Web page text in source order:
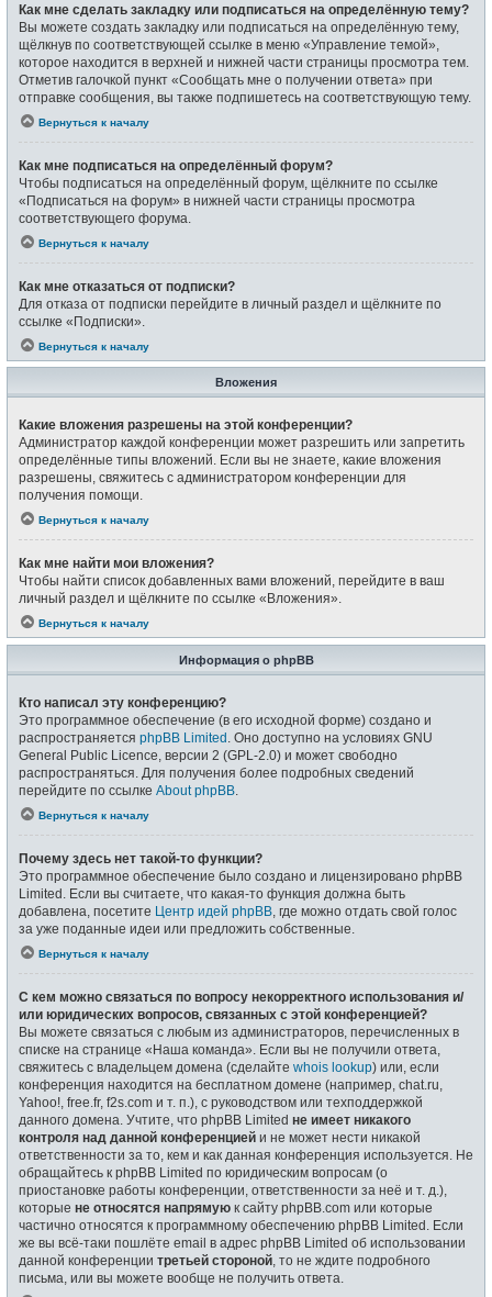
Как мне сделать закладку или подписаться на определённую тему?
Вы можете создать закладку или подписаться на определённую тему,
щёлкнув по соответствующей ссылке в меню «Управление темой»,
которое находится в верхней и нижней части страницы просмотра тем.
Отметив галочкой пункт «Сообщать мне о получении ответа» при
отправке сообщения, вы также подпишетесь на соответствующую тему.
Вернуться к началу
Как мне подписаться на определённый форум?
Чтобы подписаться на определённый форум, щёлкните по ссылке
«Подписаться на форум» в нижней части страницы просмотра
соответствующего форума.
Вернуться к началу
Как мне отказаться от подписки?
Для отказа от подписки перейдите в личный раздел и щёлкните по
ссылке «Подписки».
Вернуться к началу
Вложения
Какие вложения разрешены на этой конференции?
Администратор каждой конференции может разрешить или запретить
определённые типы вложений. Если вы не знаете, какие вложения
разрешены, свяжитесь с администратором конференции для
получения помощи.
Вернуться к началу
Как мне найти мои вложения?
Чтобы найти список добавленных вами вложений, перейдите в ваш
личный раздел и щёлкните по ссылке «Вложения».
Вернуться к началу
Информация о phpBB
Кто написал эту конференцию?
Это программное обеспечение (в его исходной форме) создано и
распространяется phpBB Limited . Оно доступно на условиях GNU
General Public Licence, версии 2 (GPL-2.0) и может свободно
распространяться. Для получения более подробных сведений
перейдите по ссылке About phpBB
Вернуться к началу
Почему здесь нет такой-то функции?
Это программное обеспечение было создано и лицензировано phpBB
Limited. Если вы считаете, что какая-то функция должна быть
добавлена, посетите Центр идей phpBB , где можно отдать свой голос
за уже поданные идеи или предложить собственные.
Вернуться к началу
С кем можно связаться по вопросу некорректного использования и/
или юридических вопросов, связанных с этой конференцией?
Вы можете связаться с любым из администраторов, перечисленных в
списке на странице «Наша команда». Если вы не получили ответа,
свяжитесь с владельцем домена (сделайте whois lookup) или, если
конференция находится на бесплатном домене (например, chat.ru,
Yahoo!, free.fr, f2s.com и т. п.), с руководством или техподдержкой
данного домена. Учтите, что phpBB Limited не имеет никакого
контроля над данной конференцией и не может нести никакой
ответственности за то, кем и как данная конференция используется. Не
обращайтесь к phpBB Limited по юридическим вопросам (о
приостановке работы конференции, ответственности за неё и т. д.),
которые не относятся напрямую к сайту phpBB.com или которые
частично относятся к программному обеспечению phpBB Limited. Если
же вы всё-таки пошлёте email в адрес phpBB Limited об использовании
данной конференции третьей стороной , то не ждите подробного
письма, или вы можете вообще не получить ответа.